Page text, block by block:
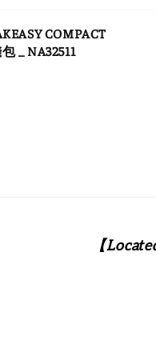
COMPACT
_ NA32511
【